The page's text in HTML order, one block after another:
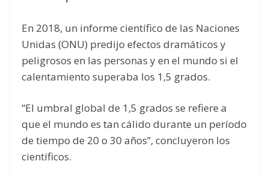
En 2018, un informe científico de las Naciones
Unidas (ONU) predijo efectos dramáticos y
peligrosos en las personas y en el mundo si el
calentamiento superaba los 1,5 grados.
“El umbral global de 1,5 grados se refiere a
que el mundo es tan cálido durante un período
de tiempo de 20 o 30 años”, concluyeron los
científicos.